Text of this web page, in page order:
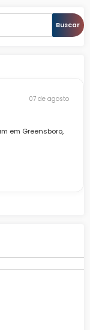
Buscar
07 de agosto
em Greensboro,